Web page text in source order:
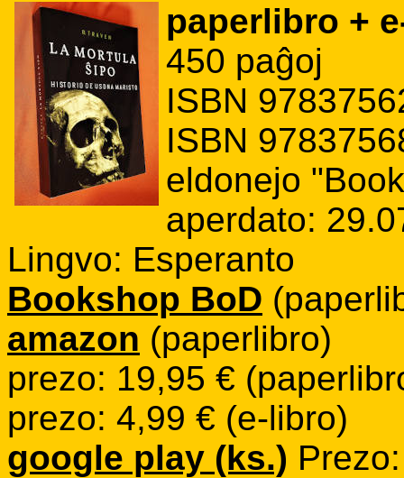
paperlibro +
450 paĝoj
ISBN
ISBN
eldonejo
aperdato:
Lingvo: Esperanto
Bookshop BoD
amazon (paperlibro)
prezo: 19,95 €
prezo: 4,99 € (e-libro)
google play (ks.)